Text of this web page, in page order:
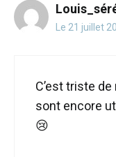
Le 21 juillet
C’est triste
sont encore
😢